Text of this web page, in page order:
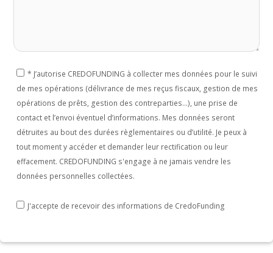
* J’autorise CREDOFUNDING à collecter mes données pour le suivi
de mes opérations (délivrance de mes reçus fiscaux, gestion de mes
opérations de prêts, gestion des contreparties...), une prise de
contact et l’envoi éventuel d’informations. Mes données seront
détruites au bout des durées règlementaires ou d’utilité. Je peux à
tout moment y accéder et demander leur rectification ou leur
effacement. CREDOFUNDING s'engage à ne jamais vendre les
données personnelles collectées.
J'accepte de recevoir des informations de CredoFunding